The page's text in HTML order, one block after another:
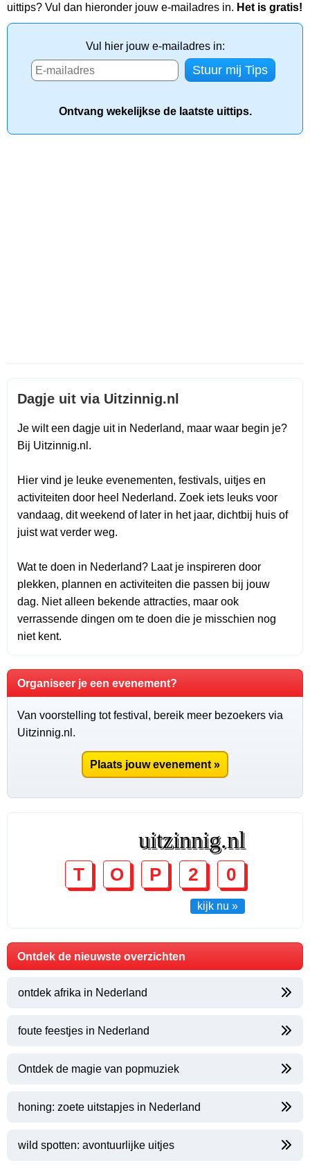
uittips? Vul dan hieronder jouw e-mailadres in. Het is gratis!
Vul hier jouw e-mailadres in:
Ontvang wekelijkse de laatste uittips.
Dagje uit via Uitzinnig.nl
Je wilt een dagje uit in Nederland, maar waar begin je?
Bij Uitzinnig.nl.
Hier vind je leuke evenementen, festivals, uitjes en
activiteiten door heel Nederland. Zoek iets leuks voor
vandaag, dit weekend of later in het jaar, dichtbij huis of
juist wat verder weg.
Wat te doen in Nederland? Laat je inspireren door
plekken, plannen en activiteiten die passen bij jouw
dag. Niet alleen bekende attracties, maar ook
verrassende dingen om te doen die je misschien nog
niet kent.
Organiseer je een evenement?
Van voorstelling tot festival, bereik meer bezoekers via
Uitzinnig.nl.
Plaats jouw evenement »
uitzinnig.nl
T O P 2 0
kijk nu »
Ontdek de nieuwste overzichten
ontdek afrika in Nederland
foute feestjes in Nederland
Ontdek de magie van popmuziek
honing: zoete uitstapjes in Nederland
wild spotten: avontuurlijke uitjes